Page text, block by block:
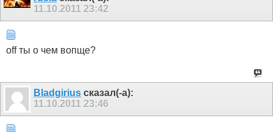
11.10.2011 23:42
off ты о чем вопще?
Bladgirius сказал(-а):
11.10.2011 23:46